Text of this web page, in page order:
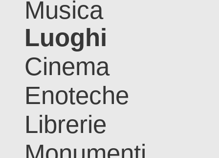
Musica
Luoghi
Cinema
Enoteche
Librerie